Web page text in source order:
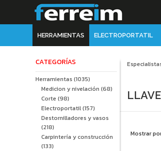
HERRAMIENTAS ELECTROPORTATIL
CATEGORÍAS
Herramientas(1035)
Medicion y nivelación(68)
Corte(98)
Electroportatil(157)
Destornilladores y vasos
(218)
Carpintería y construcción
(133)
Mostrar